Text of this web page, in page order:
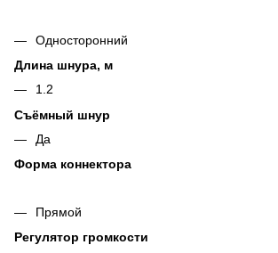
Односторонний
Длина шнура, м
1.2
Съёмный шнур
Да
Форма коннектора
Прямой
Регулятор громкости